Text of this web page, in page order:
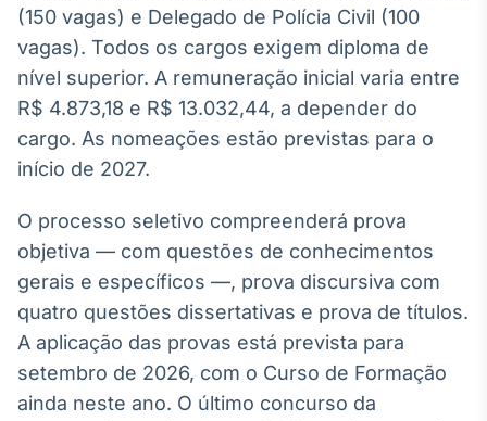
(150 vagas) e Delegado de Polícia Civil (100
vagas). Todos os cargos exigem diploma de
nível superior. A remuneração inicial varia entre
R$ 4.873,18 e R$ 13.032,44, a depender do
cargo. As nomeações estão previstas para o
início de 2027.
O processo seletivo compreenderá prova
objetiva — com questões de conhecimentos
gerais e específicos —, prova discursiva com
quatro questões dissertativas e prova de títulos.
A aplicação das provas está prevista para
setembro de 2026, com o Curso de Formação
ainda neste ano. O último concurso da